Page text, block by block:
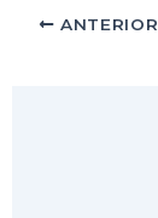
ANTERIOR